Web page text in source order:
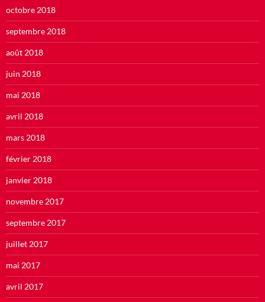
octobre 2018
septembre 2018
août 2018
juin 2018
mai 2018
avril 2018
mars 2018
février 2018
janvier 2018
novembre 2017
septembre 2017
juillet 2017
mai 2017
avril 2017